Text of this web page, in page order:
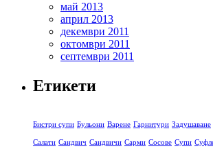
май 2013
април 2013
декември 2011
октомври 2011
септември 2011
Етикети
Бистри супи Бульони Варене Гарнитури Задушаване
Салати Сандвич Сандвичи Сарми Сосове Супи